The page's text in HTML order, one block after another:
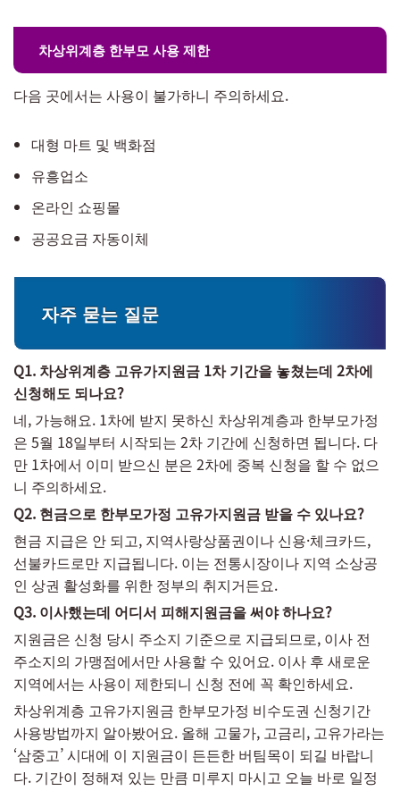
차상위계층 한부모 사용 제한
다음 곳에서는 사용이 불가하니 주의하세요.
대형 마트 및 백화점
유흥업소
온라인 쇼핑몰
공공요금 자동이체
자주 묻는 질문
Q1. 차상위계층 고유가지원금 1차 기간을 놓쳤는데 2차에
신청해도 되나요?
네, 가능해요. 1차에 받지 못하신 차상위계층과 한부모가정
은 5월 18일부터 시작되는 2차 기간에 신청하면 됩니다. 다
만 1차에서 이미 받으신 분은 2차에 중복 신청을 할 수 없으
니 주의하세요.
Q2. 현금으로 한부모가정 고유가지원금 받을 수 있나요?
현금 지급은 안 되고, 지역사랑상품권이나 신용·체크카드,
선불카드로만 지급됩니다. 이는 전통시장이나 지역 소상공
인 상권 활성화를 위한 정부의 취지거든요.
Q3. 이사했는데 어디서 피해지원금을 써야 하나요?
지원금은 신청 당시 주소지 기준으로 지급되므로, 이사 전
주소지의 가맹점에서만 사용할 수 있어요. 이사 후 새로운
지역에서는 사용이 제한되니 신청 전에 꼭 확인하세요.
차상위계층 고유가지원금 한부모가정 비수도권 신청기간
사용방법까지 알아봤어요. 올해 고물가, 고금리, 고유가라는
‘삼중고’ 시대에 이 지원금이 든든한 버팀목이 되길 바랍니
다. 기간이 정해져 있는 만큼 미루지 마시고 오늘 바로 일정